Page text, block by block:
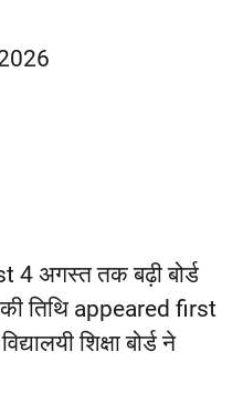
अगस्त तक बढ़ी बोर्ड
की तिथि appeared first
शिक्षा बोर्ड ने